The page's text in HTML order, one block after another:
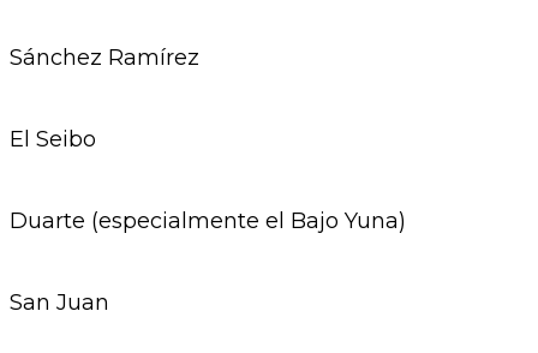
Sánchez Ramírez
El Seibo
Duarte (especialmente el Bajo Yuna)
San Juan